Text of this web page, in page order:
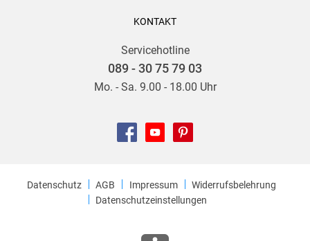
KONTAKT
Servicehotline
089 - 30 75 79 03
Mo. - Sa. 9.00 - 18.00 Uhr
Datenschutz AGB Impressum
Widerrufsbelehrung
Datenschutzeinstellungen